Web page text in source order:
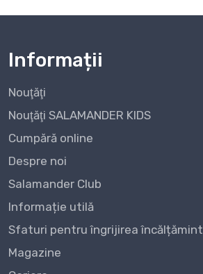
Informații
Nouţăţi
Nouţăţi SALAMANDER KIDS
Cumpără online
Despre noi
Salamander Club
Informație utilă
Sfaturi pentru îngrijirea
Magazine